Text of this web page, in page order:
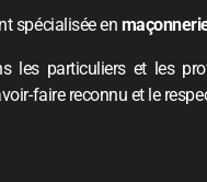
spécialisée en
les particuliers et les
faire reconnu et le